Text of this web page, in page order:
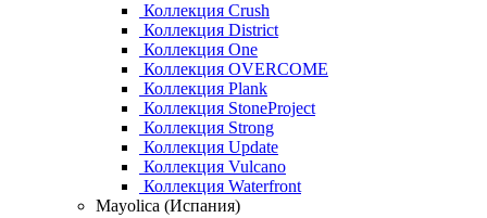
Коллекция Crush
Коллекция District
Коллекция One
Коллекция OVERCOME
Коллекция Plank
Коллекция StoneProject
Коллекция Strong
Коллекция Update
Коллекция Vulcano
Коллекция Waterfront
Mayolica (Испания)